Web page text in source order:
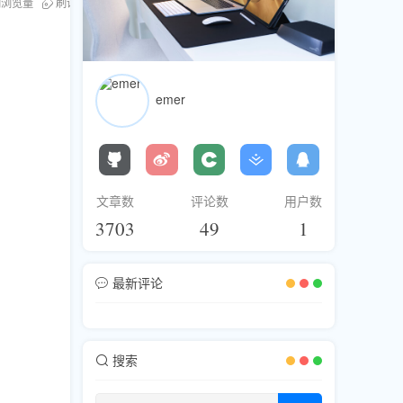
emer
文章数
3703
评论数
49
用户数
1
最新评论
搜索